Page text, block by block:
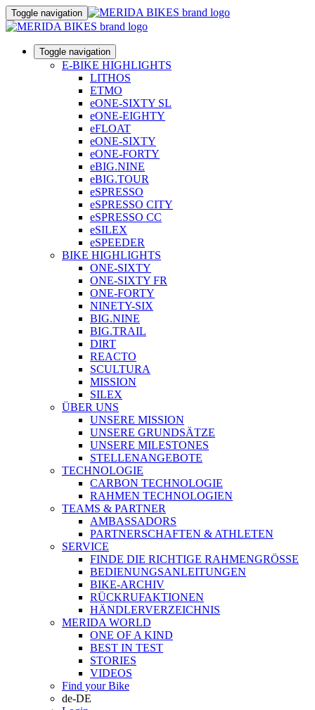
Toggle navigation
Toggle navigation
E-BIKE HIGHLIGHTS
LITHOS
ETMO
eONE-SIXTY SL
eONE-EIGHTY
eFLOAT
eONE-SIXTY
eONE-FORTY
eBIG.NINE
eBIG.TOUR
eSPRESSO
eSPRESSO CITY
eSPRESSO CC
eSILEX
eSPEEDER
BIKE HIGHLIGHTS
ONE-SIXTY
ONE-SIXTY FR
ONE-FORTY
NINETY-SIX
BIG.NINE
BIG.TRAIL
DIRT
REACTO
SCULTURA
MISSION
SILEX
ÜBER UNS
UNSERE MISSION
UNSERE GRUNDSÄTZE
UNSERE MILESTONES
STELLENANGEBOTE
TECHNOLOGIE
CARBON TECHNOLOGIE
RAHMEN TECHNOLOGIEN
TEAMS & PARTNER
AMBASSADORS
PARTNERSCHAFTEN & ATHLETEN
SERVICE
FINDE DIE RICHTIGE RAHMENGRÖSSE
BEDIENUNGSANLEITUNGEN
BIKE-ARCHIV
RÜCKRUFAKTIONEN
HÄNDLERVERZEICHNIS
MERIDA WORLD
ONE OF A KIND
BEST IN TEST
STORIES
VIDEOS
Find your Bike
de-DE